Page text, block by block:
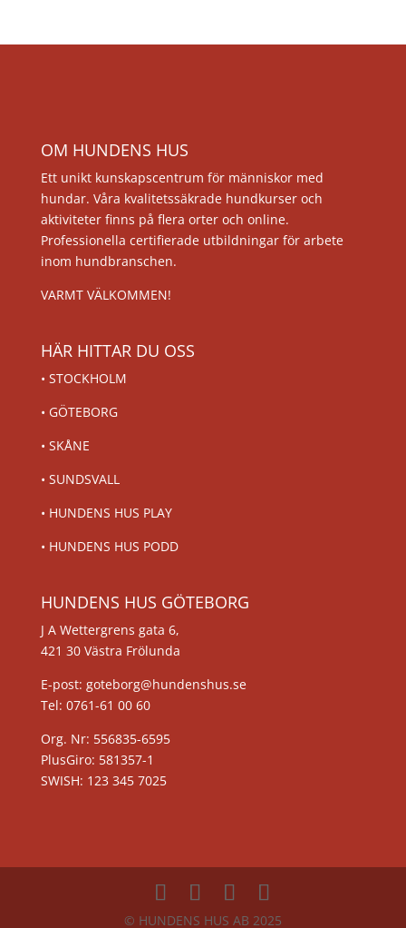
OM HUNDENS HUS
Ett unikt kunskapscentrum för människor med
hundar. Våra kvalitetssäkrade hundkurser och
aktiviteter finns på flera orter och online.
Professionella certifierade utbildningar för arbete
inom hundbranschen.
VARMT VÄLKOMMEN!
HÄR HITTAR DU OSS
• STOCKHOLM
• GÖTEBORG
• SKÅNE
• SUNDSVALL
• HUNDENS HUS PLAY
• HUNDENS HUS PODD
HUNDENS HUS GÖTEBORG
J A Wettergrens gata 6,
421 30 Västra Frölunda
E-post: goteborg@hundenshus.se
Tel: 0761-61 00 60
Org. Nr: 556835-6595
PlusGiro: 581357-1
SWISH: 123 345 7025
© HUNDENS HUS AB 2025